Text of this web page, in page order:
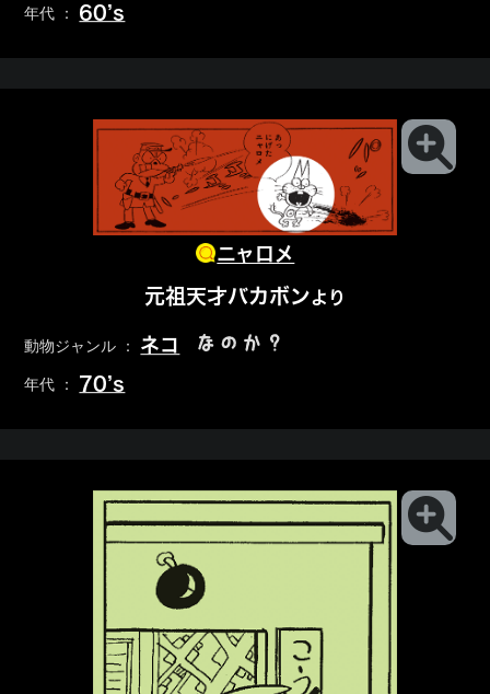
年代 ： 60’s
ニャロメ
元祖天才バカボンより
動物ジャンル ： ネコ なのか？
年代 ： 70’s